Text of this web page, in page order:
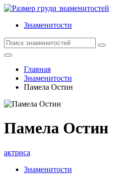
Знаменитости
Главная
Знаменитости
Памела Остин
Памела Остин
актриса
Знаменитости